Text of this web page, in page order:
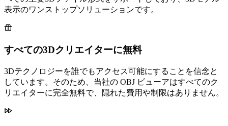
表示のワンストップソリューションです。
すべての3Dクリエイターに無料
3Dテクノロジーを誰でもアクセス可能にすることを信念と
しています。そのため、当社の OBJ ビューアはすべてのク
リエイターに完全無料で、隠れた費用や制限はありません。